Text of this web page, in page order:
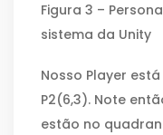
Figura 3 –
sistema da Unity
Nosso Player
P2(6,3). Note
estão no